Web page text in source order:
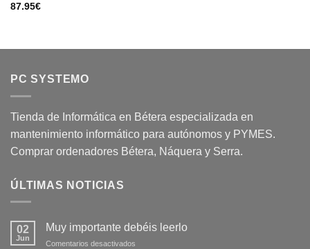
87.95€
PC SYSTEMO
Tienda de Informática en Bétera especializada en
mantenimiento informático para autónomos y PYMES.
Comprar ordenadores Bétera, Náquera y Serra.
ÚLTIMAS NOTICIAS
02
Jun
Muy importante debéis leerlo
Comentarios desactivados